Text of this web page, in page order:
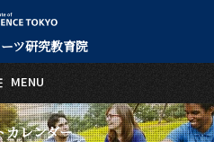
ツ研究教育院
カレンダー
MENU
English